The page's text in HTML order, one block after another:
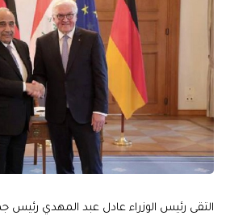
التقى رئيس الوزراء عادل عبد المهدي رئيس